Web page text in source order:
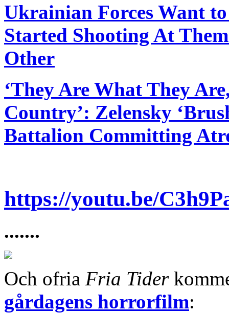
Ukrainian Forces Want
Started Shooting At
Other
‘They Are What They
Country’: Zelensky
Battalion Committing
https://youtu.be/
.......
Och ofria Fria Tider
gårdagens horrorfilm: